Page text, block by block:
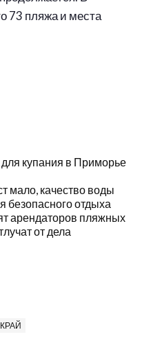
73 пляжа и места
купания в Приморье
мало, качество воды
безопасного отдыха
арендаторов пляжных
от дела